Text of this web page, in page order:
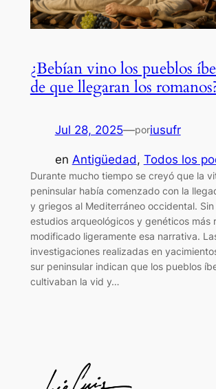
¿Bebían vino los pueblos
de que llegaran los
Jul 28, 2025—poriusufr
en Antigüedad, Todos los
Durante mucho tiempo se creyó que la
peninsular había comenzado con la
y griegos al Mediterráneo occidental.
estudios arqueológicos y genéticos más
modificado ligeramente esa narrativa.
investigaciones realizadas en
sur peninsular indican que los pueblos
cultivaban la vid y…